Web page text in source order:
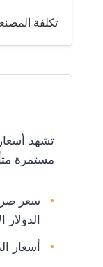
تكلفة
تشهد
مستمرة
سعر
الدولار
أسعار